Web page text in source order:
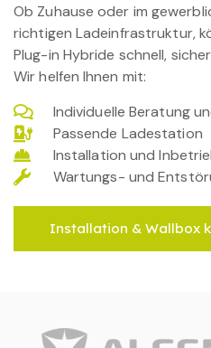
Ob Zuhause oder im
richtigen Ladeinfrastruktur,
Plug-in Hybride schnell,
Wir helfen Ihnen mit:
Individuelle Beratung
Passende Ladestation
Installation und
Wartungs- und
Installation & Wallbox